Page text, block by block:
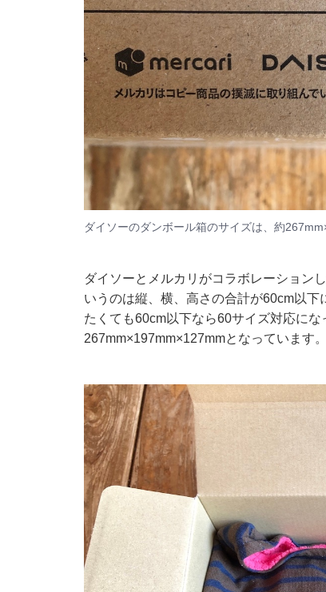
ダイソーのダンボール箱のサイズは、約
ダイソーとメルカリがコラボレーション
いうのは縦、横、高さの合計が60cm以
たくても60cm以下なら60サイズ対応に
267mm×197mm×127mmとなっています。